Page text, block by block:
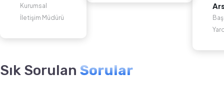
Kurumsal
İletişim Müdürü
Sık Sorulan Sorular